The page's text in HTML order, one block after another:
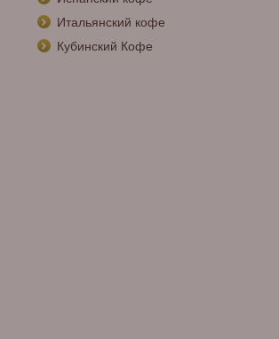
Итальянский кофе
Кубинский Кофе